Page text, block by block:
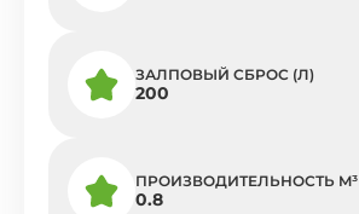
ЗАЛПОВЫЙ СБРОС (Л)
200
ПРОИЗВОДИТЕЛЬНОСТЬ M³
0.8